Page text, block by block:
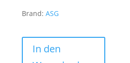
Brand: ASG
In den